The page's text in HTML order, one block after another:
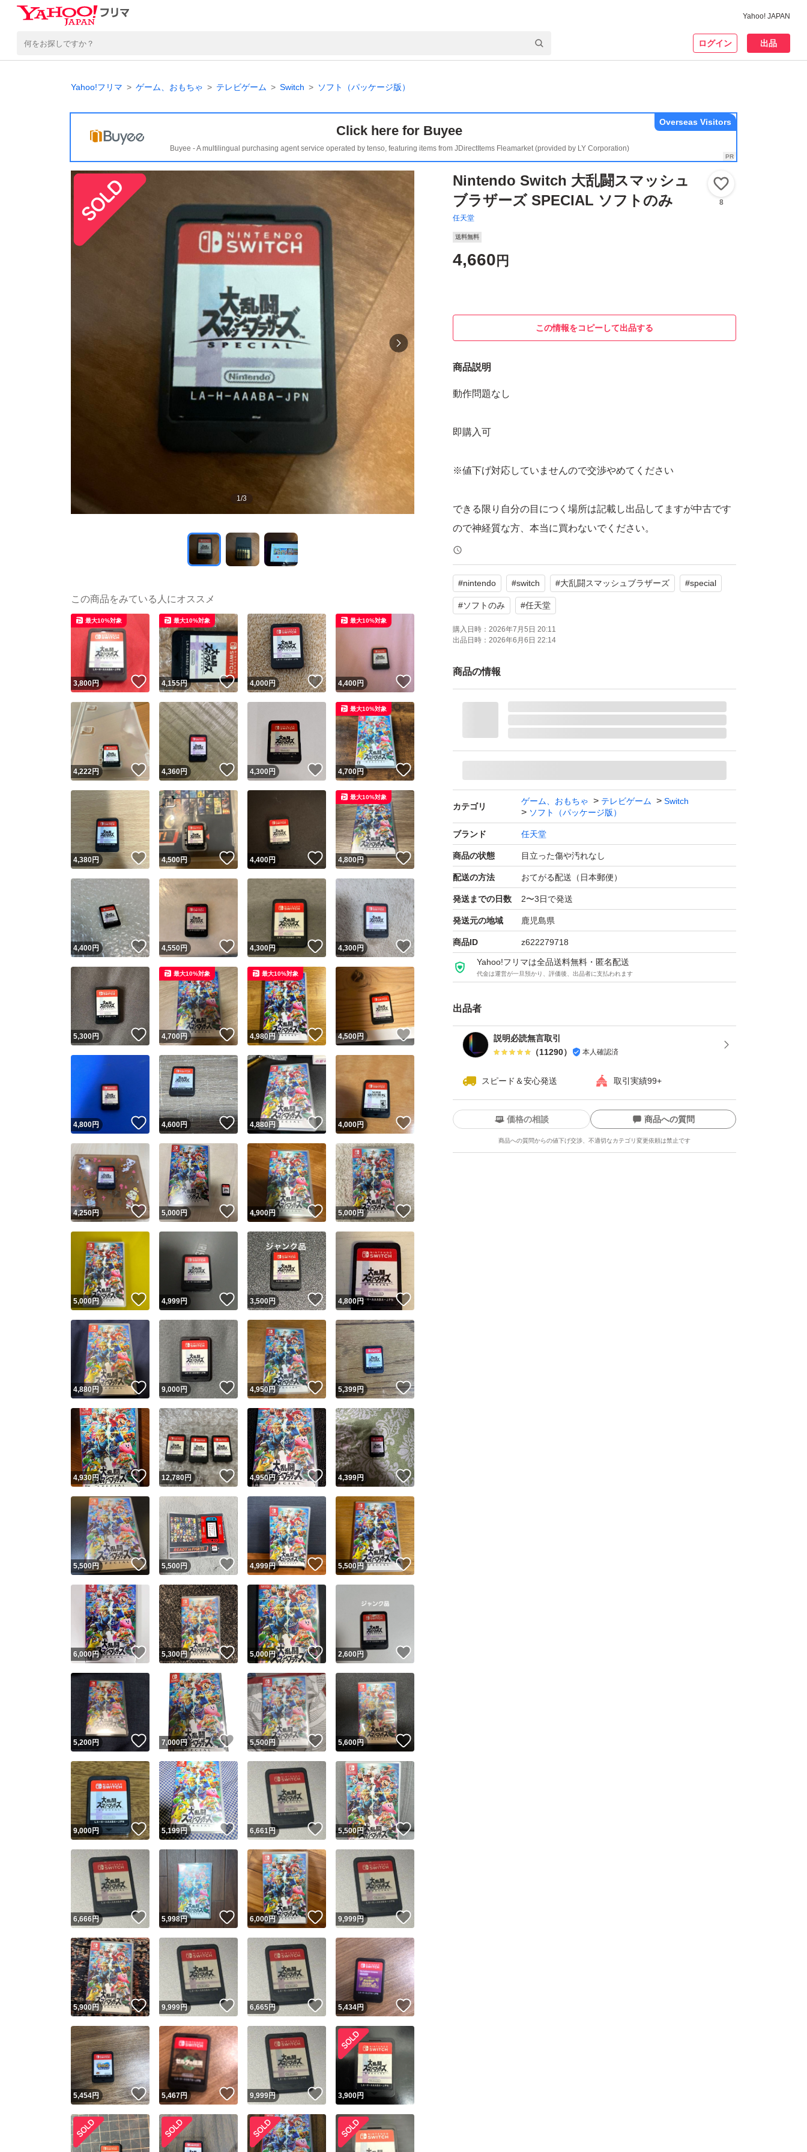
Yahoo! JAPAN
ログイン 出品
Yahoo!フリマ ゲーム、おもちゃ テレビゲーム Switch ソフト（パッケージ版）
Click here for Buyee
Buyee - A multilingual purchasing agent service operated by tenso, featuring items from JDirectItems Fleamarket (provided by LY Corporation)
Overseas Visitors
1/3
Nintendo Switch 大乱闘スマッシュ
ブラザーズ SPECIAL ソフトのみ
任天堂
8
送料無料
4,660 円
この情報をコピーして出品する
商品説明
動作問題なし
即購入可
※値下げ対応していませんので交渉やめてください
できる限り自分の目につく場所は記載し出品してますが中古です
ので神経質な方、本当に買わないでください。
【注意事項】
※トラブル、すり替え防止の為、返品、返金、キャンセルは受け
付けません。ご了承の上ご購入ください。購入された時点で了承
済みとします。
納得されない方は勿論ですが購入しなようお願い致します。
動作確認はしていません
※購入後の挨拶は一切不要。されても返信はできません。購入後
に挨拶必須な方、連絡が無いと不安な方は購入控えて下さい。
※期日内発送致します
【Switch】大乱闘スマッシュブラザーズ SPECIAL [通常版]
ブランド：任天堂
ゲームジャンル：アクション
ソフトウェア対象年齢：全年齢対象
パッケージ種類：通常版
オンライン：オンライン対応
プレイモード：TVモード対応 テーブルモード対応 携帯モード対
応
携帯モードプレイ人数：1.0 人
#nintendo #switch #大乱闘スマッシュブラザーズ #special
#ソフトのみ #任天堂
購入日時： 2026年7月5日 20:11
出品日時： 2026年6月6日 22:14
商品の情報
カテゴリ
ゲーム、おもちゃ テレビゲーム
Switch
ソフト（パッケージ版）
ブランド 任天堂
商品の状態 目立った傷や汚れなし
配送の方法 おてがる配送（日本郵便）
発送までの日数 2〜3日で発送
発送元の地域 鹿児島県
商品ID z622279718
Yahoo!フリマは全品送料無料・匿名配送
代金は運営が一旦預かり、評価後、出品者に支払われます
出品者
説明必読無言取引
（11290） 本人確認済
スピード＆安心発送 取引実績99+
ユーザーの実績について
Yahoo!フリマが定めた一定の基準を満たしたユーザーにバッジを付与しています
安心取引出品者
安心取引出品者 Yahoo!フリマの基準をクリアした安心・安全なユーザーです
取引実績
取引実績◯+ このユーザーはYahoo!フリマの取引を完了させた実績があります
他フリマ実績◯+ このユーザーは他フリマサービスでの取引実績があります
スピード&安心発送
※このバッジは実績に基づく表示であり、発送を保証しているものではありません
スピード＆安心発送
このユーザーは高頻度で24時間以内＆設定した発送日数内に発送してい
ます
スピード発送 このユーザーは高頻度で24時間以内に発送しています
安心発送 このユーザーは設定した発送日数内に発送しています
価格の相談 商品への質問
商品への質問からの値下げ交渉、不適切なカテゴリ変更依頼は禁止です
この商品の情報をコピーします
商品画像の無断転載は禁止されています
コピーは1商品につき1回です
出品ページへ
キャンセル
この商品をみている人にオススメ
3,800円 いいね！
最大10%対象
4,155円 いいね！
最大10%対象
4,000円 いいね！
4,400円
最大10%対象
4,222円 いいね！
4,360円 いいね！
4,300円 いいね！
4,700円 いいね！
最大10%対象
4,380円 いいね！
4,500円 いいね！
4,400円 いいね！
4,800円 いいね！
最大10%対象
4,400円 いいね！
4,550円 いいね！
4,300円 いいね！
4,300円 いいね！
5,300円 いいね！
4,700円 いいね！
最大10%対象
4,980円 いいね！
最大10%対象
4,500円
4,800円 いいね！
4,600円 いいね！
4,880 円 いいね！
4,000円 いいね！
4,250円 いいね！
5,000円 いいね！
4,900円 いいね！
5,000円 いいね！
5,000円 いいね！
4,999円 いいね！
3,500円 いいね！
4,800円
4,880円 いいね！
9,000円 いいね！
4,950円 いいね！
5,399円 いいね！
4,930円 いいね！
12,780円 いいね！
4,950円 いいね！
4,399円 いいね！
5,500円 いいね！
5,500円 いいね！
4,999円 いいね！
5,500円 いいね！
6,000円 いいね！
5,300円 いいね！
5,000円 いいね！
2,600円
5,200円 いいね！
7,000円 いいね！
5,500円 いいね！
5,600円 いいね！
9,000円 いいね！
5,199円 いいね！
6,661円 いいね！
5,500円 いいね！
6,666円 いいね！
5,998円 いいね！
6,000円 いいね！
9,999円
5,900円 いいね！
9,999円 いいね！
6,665円 いいね！
5,434円 いいね！
5,454円 いいね！
5,467円 いいね！
9,999円 いいね！
3,900円